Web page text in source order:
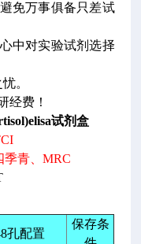
免万事俱备只差试
中对实验试剂选择
。
经费！
试剂盒
季青、MRC
孔配置
保存条